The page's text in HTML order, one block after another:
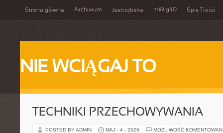
Strona główna Archiwum Jastrzębska mWig40 Spis Treści
NIE WCIĄGAJ TO
TECHNIKI PRZECHOWYWANIA
POSTED BY ADMIN MAJ - 4 - 2026 MOŻLIWOŚĆ